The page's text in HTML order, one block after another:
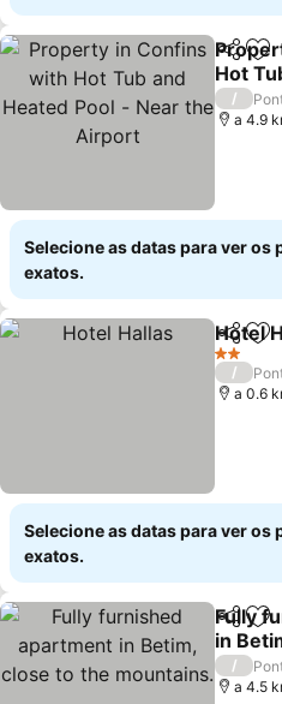
Hot
- Near
/
a 4.9
Selecione as datas para ver os
exatos.
Hotel
2 Estrelas
/
a 0.6
Selecione as datas para ver os
exatos.
Fully
in
/
a 4.5